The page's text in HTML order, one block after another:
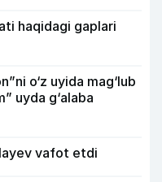
haqidagi gaplari
o‘z uyida mag‘lub
uyda g‘alaba
vafot etdi